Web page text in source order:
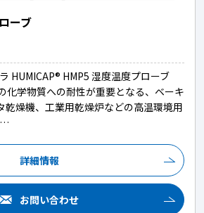
ーブ
HUMICAP® HMP5 湿度温度プローブ
化学物質への耐性が重要となる、ベーキ
乾燥機、工業用乾燥炉などの高温環境用
…
詳細情報
お問い合わせ